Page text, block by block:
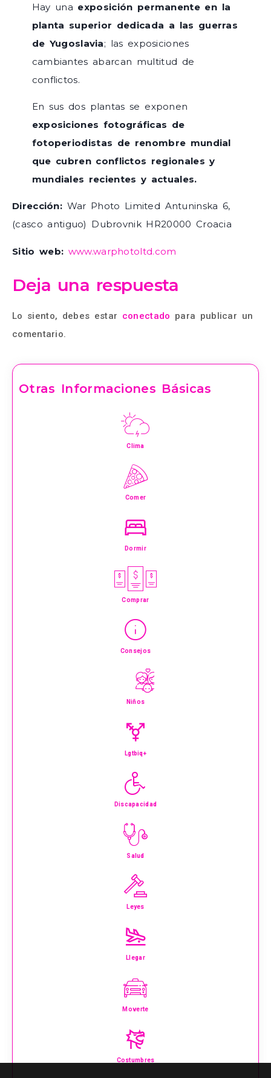
Hay una exposición permanente en la
planta superior dedicada a las guerras
de Yugoslavia; las exposiciones
cambiantes abarcan multitud de
conflictos.
En sus dos plantas se exponen
exposiciones fotográficas de
fotoperiodistas de renombre mundial
que cubren conflictos regionales y
mundiales recientes y actuales.
Dirección: War Photo Limited Antuninska 6,
(casco antiguo) Dubrovnik HR20000 Croacia
Sitio web: www.warphotoltd.com
Deja una respuesta
Lo siento, debes estar conectado para publicar un
comentario.
Otras Informaciones Básicas
Clima
Comer
Dormir
Comprar
Consejos
Niños
Lgtbiq+
Discapacidad
Salud
Leyes
Llegar
Moverte
Costumbres